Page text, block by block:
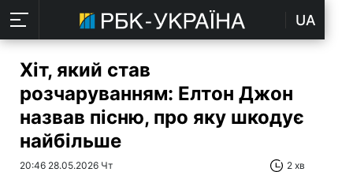
UA
Хіт, який став
розчаруванням: Елтон Джон
назвав пісню, про яку шкодує
найбільше
20:46 28.05.2026 Чт 2 хв